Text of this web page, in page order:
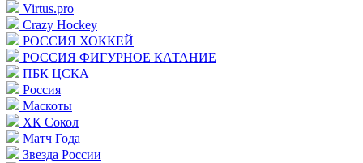
Virtus.pro
Crazy Hockey
РОССИЯ ХОККЕЙ
РОССИЯ ФИГУРНОЕ КАТАНИЕ
ПБК ЦСКА
Россия
Маскоты
ХК Сокол
Матч Года
Звезда России